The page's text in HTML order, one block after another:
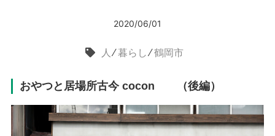
2020/06/01
人 ⁄暮らし⁄鶴岡市
おやつと居場所古今 cocon （後編）